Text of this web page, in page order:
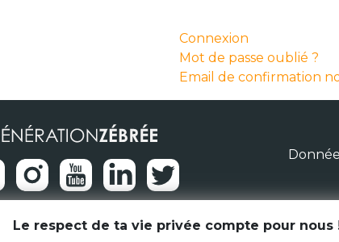
Connexion
Mot de passe oublié ?
Email de confirmation
©
Le respect de ta vie privée compte pour nous